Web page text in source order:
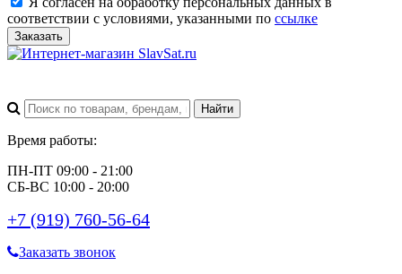
соответствии с условиями, указанными по ссылке
Заказать
Время работы:
ПН-ПТ 09:00 - 21:00
СБ-ВС 10:00 - 20:00
+7 (919) 760-56-64
Заказать звонок